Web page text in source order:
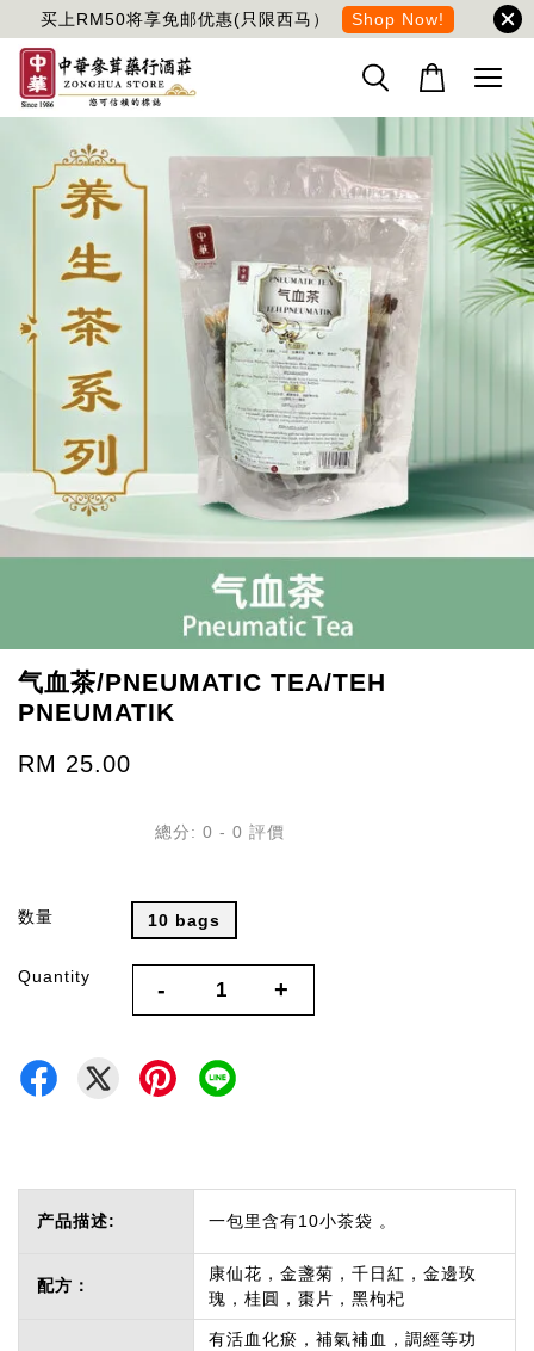
买上RM50将享免邮优惠(只限西马） Shop Now!
气血茶/PNEUMATIC TEA/TEH
PNEUMATIK
RM 25.00
總分: 0 - 0 評價
数量 10 bags
Quantity - +
产品描述: 一包里含有10小茶袋 。
配方：
康仙花，金盞菊，千日紅，金邊玫
瑰，桂圓，棗片，黑枸杞
有活血化瘀，補氣補血，調經等功